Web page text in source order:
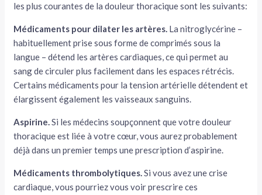
les plus courantes de la douleur thoracique sont les suivants:
Médicaments pour dilater les artères. La nitroglycérine –
habituellement prise sous forme de comprimés sous la
langue – détend les artères cardiaques, ce qui permet au
sang de circuler plus facilement dans les espaces rétrécis.
Certains médicaments pour la tension artérielle détendent et
élargissent également les vaisseaux sanguins.
Aspirine.Si les médecins soupçonnent que votre douleur
thoracique est liée à votre cœur, vous aurez probablement
déjà dans un premier temps une prescription d’aspirine.
Médicaments thrombolytiques.Si vous avez une crise
cardiaque, vous pourriez vous voir prescrire ces